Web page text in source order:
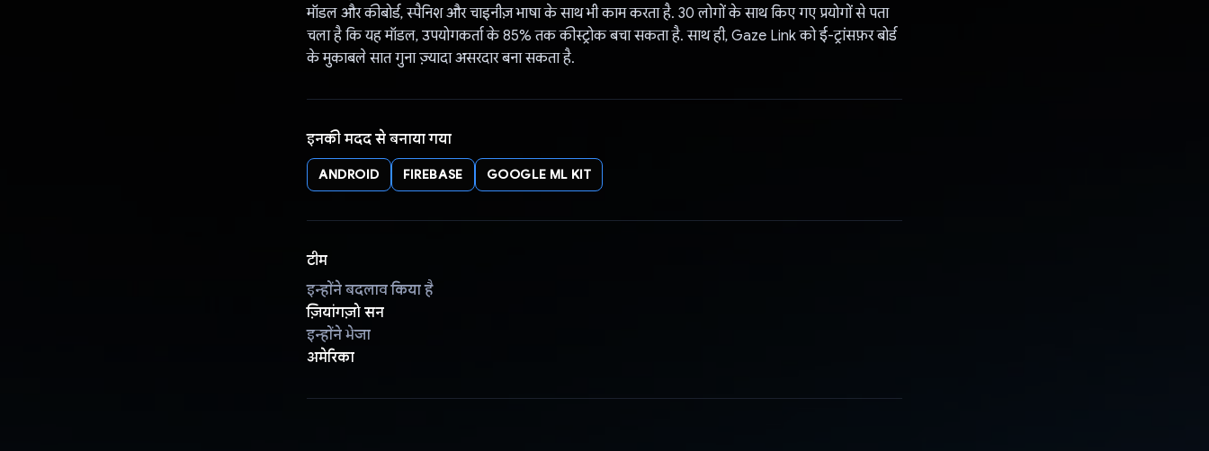
मॉडल और कीबोर्ड, स्पैनिश और चाइनीज़ भाषा के साथ भी काम करता है. 30 लोगों के साथ किए गए प्रयोगों से पता
चला है कि यह मॉडल, उपयोगकर्ता के 85% तक कीस्ट्रोक बचा सकता है. साथ ही, Gaze Link को ई-ट्रांसफ़र बोर्ड
के मुकाबले सात गुना ज़्यादा असरदार बना सकता है.
इनकी मदद से बनाया गया
ANDROID FIREBASE GOOGLE ML KIT
टीम
इन्होंने बदलाव किया है
ज़ियांगज़ो सन
इन्होंने भेजा
अमेरिका